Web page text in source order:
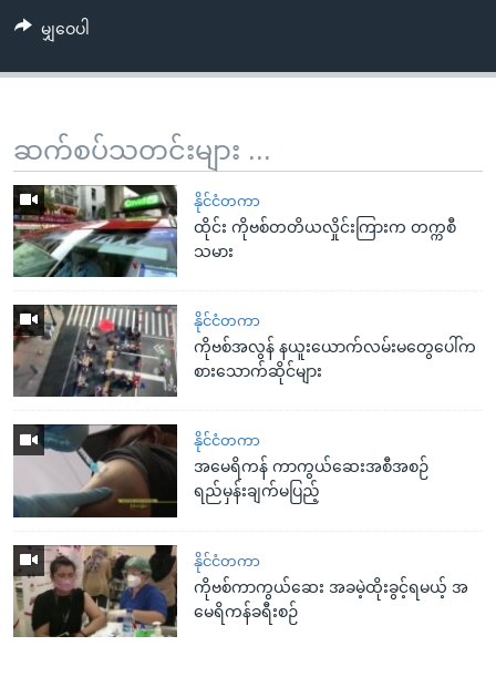
မျှဝေပါ
ဆက်စပ်သတင်းများ ...
နိုင်ငံတကာ
ထိုင်း ကိုဗစ်တတိယလှိုင်းကြားက တက္ကစီ
သမား
နိုင်ငံတကာ
ကိုဗစ်အလွန် နယူးယောက်လမ်းမတွေပေါ်က
စားသောက်ဆိုင်များ
နိုင်ငံတကာ
အမေရိကန် ကာကွယ်ဆေးအစီအစဉ်
ရည်မှန်းချက်မပြည့်
နိုင်ငံတကာ
ကိုဗစ်ကာကွယ်ဆေး အခမဲ့ထိုးခွင့်ရမယ့် အ
မေရိကန်ခရီးစဉ်